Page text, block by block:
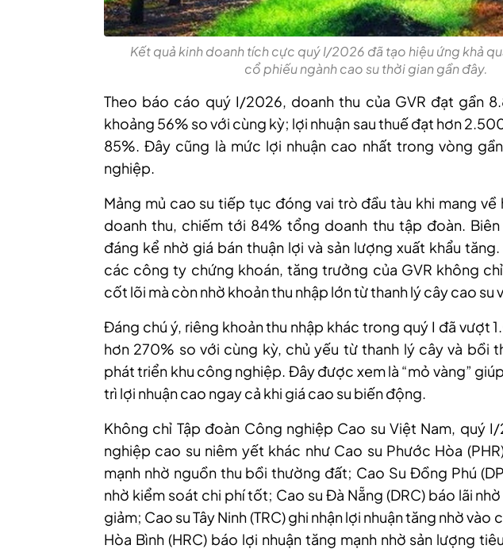
Kết quả kinh doanh tích cực quý I/2026 đã tạo hiệu ứng khả
cổ phiếu ngành cao su thời gian gần đây.
Theo báo cáo quý I/2026, doanh thu của GVR đạt gần
khoảng 56% so với cùng kỳ; lợi nhuận sau thuế đạt hơn
85%. Đây cũng là mức lợi nhuận cao nhất trong vòng
nghiệp.
Mảng mủ cao su tiếp tục đóng vai trò đầu tàu khi mang
doanh thu, chiếm tới 84% tổng doanh thu tập đoàn. Biên
đáng kể nhờ giá bán thuận lợi và sản lượng xuất khẩu
các công ty chứng khoán, tăng trưởng của GVR không
cốt lõi mà còn nhờ khoản thu nhập lớn từ thanh lý cây cao su
Đáng chú ý, riêng khoản thu nhập khác trong quý I đã vượt
hơn 270% so với cùng kỳ, chủ yếu từ thanh lý cây và bồi
phát triển khu công nghiệp. Đây được xem là “mỏ vàng”
trì lợi nhuận cao ngay cả khi giá cao su biến động.
Không chỉ Tập đoàn Công nghiệp Cao su Việt Nam, quý
nghiệp cao su niêm yết khác như Cao su Phước Hòa
mạnh nhờ nguồn thu bồi thường đất; Cao Su Đồng Phú
nhờ kiểm soát chi phí tốt; Cao su Đà Nẵng (DRC) báo lãi
giảm; Cao su Tây Ninh (TRC) ghi nhận lợi nhuận tăng nhờ
Hòa Bình (HRC) báo lợi nhuận tăng mạnh nhờ sản lượng